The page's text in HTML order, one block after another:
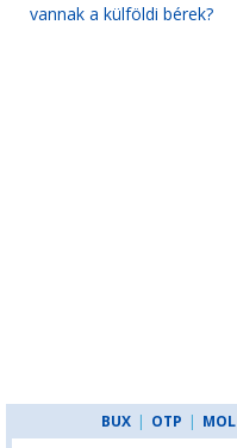
vannak a külföldi bérek?
BUX | OTP | MOL